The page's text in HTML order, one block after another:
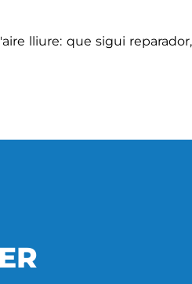
lliure: que sigui